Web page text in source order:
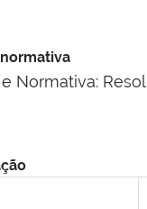
Normativa: